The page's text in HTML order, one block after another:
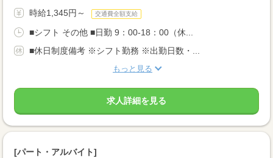
時給1,345円～ 交通費全額支給
■シフト その他 ■日勤 9：00-18：00（休...
■休日制度備考 ※シフト勤務 ※出勤日数・...
もっと見る
求人詳細を見る
[パート・アルバイト]